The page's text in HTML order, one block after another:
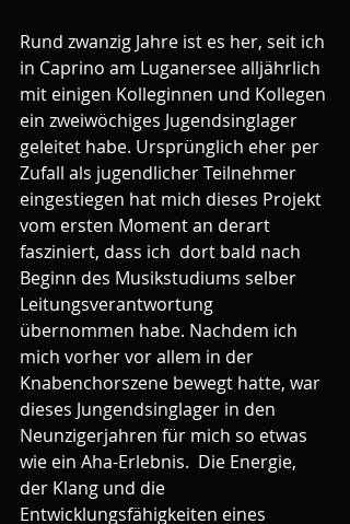
Rund zwanzig Jahre ist es her, seit ich
in Caprino am Luganersee alljährlich
mit einigen Kolleginnen und Kollegen
ein zweiwöchiges Jugendsinglager
geleitet habe. Ursprünglich eher per
Zufall als jugendlicher Teilnehmer
eingestiegen hat mich dieses Projekt
vom ersten Moment an derart
fasziniert, dass ich  dort bald nach
Beginn des Musikstudiums selber
Leitungsverantwortung
übernommen habe. Nachdem ich
mich vorher vor allem in der
Knabenchorszene bewegt hatte, war
dieses Jungendsinglager in den
Neunzigerjahren für mich so etwas
wie ein Aha-Erlebnis.  Die Energie,
der Klang und die
Entwicklungsfähigkeiten eines